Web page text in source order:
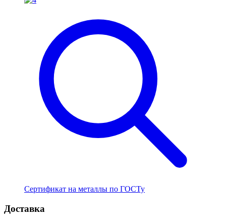
Сертификат на металлы по ГОСТу
Доставка